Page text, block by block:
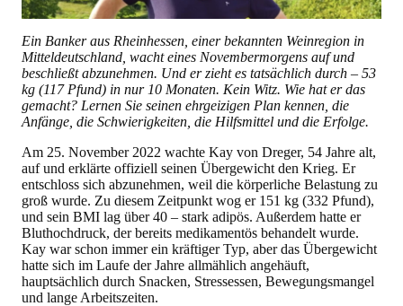
Ein Banker aus Rheinhessen, einer bekannten Weinregion in
Mitteldeutschland, wacht eines Novembermorgens auf und
beschließt abzunehmen. Und er zieht es tatsächlich durch – 53
kg (117 Pfund) in nur 10 Monaten. Kein Witz. Wie hat er das
gemacht? Lernen Sie seinen ehrgeizigen Plan kennen, die
Anfänge, die Schwierigkeiten, die Hilfsmittel und die Erfolge.
Am 25. November 2022 wachte Kay von Dreger, 54 Jahre alt,
auf und erklärte offiziell seinen Übergewicht den Krieg. Er
entschloss sich abzunehmen, weil die körperliche Belastung zu
groß wurde. Zu diesem Zeitpunkt wog er 151 kg (332 Pfund),
und sein BMI lag über 40 – stark adipös. Außerdem hatte er
Bluthochdruck, der bereits medikamentös behandelt wurde.
Kay war schon immer ein kräftiger Typ, aber das Übergewicht
hatte sich im Laufe der Jahre allmählich angehäuft,
hauptsächlich durch Snacken, Stressessen, Bewegungsmangel
und lange Arbeitszeiten.